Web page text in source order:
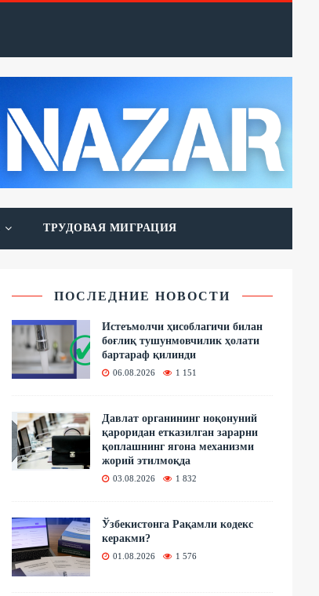
ТРУДОВАЯ МИГРАЦИЯ
ПОСЛЕДНИЕ НОВОСТИ
Истеъмолчи ҳисоблагичи билан
боғлиқ тушунмовчилик ҳолати
бартараф қилинди
06.08.2026 1 151
Давлат органининг ноқонуний
қароридан етказилган зарарни
қоплашнинг ягона механизми
жорий этилмоқда
03.08.2026 1 832
Ўзбекистонга Рақамли кодекс
керакми?
01.08.2026 1 576